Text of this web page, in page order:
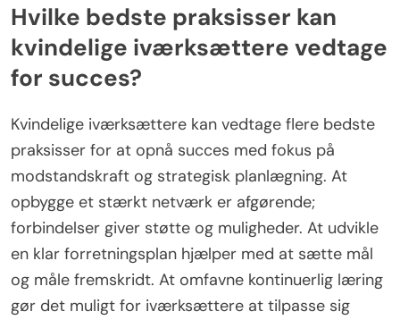
Hvilke bedste praksisser kan
kvindelige iværksættere vedtage
for succes?
Kvindelige iværksættere kan vedtage flere bedste
praksisser for at opnå succes med fokus på
modstandskraft og strategisk planlægning. At
opbygge et stærkt netværk er afgørende;
forbindelser giver støtte og muligheder. At udvikle
en klar forretningsplan hjælper med at sætte mål
og måle fremskridt. At omfavne kontinuerlig læring
gør det muligt for iværksættere at tilpasse sig